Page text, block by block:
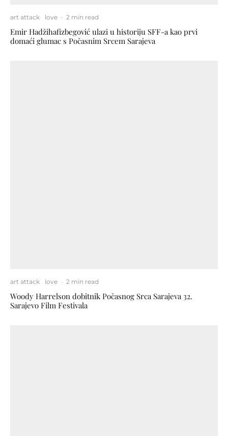
art attack love · 2 min read
Emir Hadžihafizbegović ulazi u historiju SFF-a kao prvi
domaći glumac s Počasnim Srcem Sarajeva
art attack love · 2 min read
Woody Harrelson dobitnik Počasnog Srca Sarajeva 32.
Sarajevo Film Festivala